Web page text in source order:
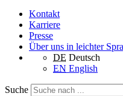
Kontakt
Karriere
Presse
Über uns in leichter
DE Deutsch
EN English
Suche